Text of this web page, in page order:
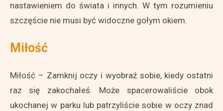
nastawieniem do świata i innych. W tym rozumieniu
szczęście nie musi być widoczne gołym okiem.
Miłość
Miłość – Zamknij oczy i wyobraź sobie, kiedy ostatni
raz się zakochałeś. Może spacerowaliście obok
ukochanej w parku lub patrzyliście sobie w oczy znad